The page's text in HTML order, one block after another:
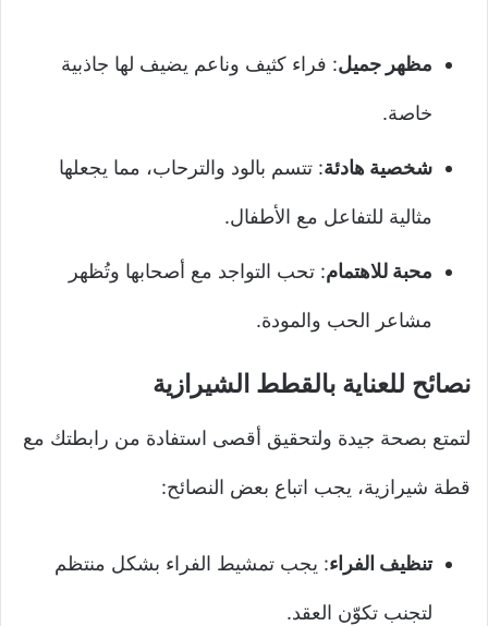
مظهر جميل: فراء كثيف وناعم يضيف لها جاذبية
خاصة.
شخصية هادئة: تتسم بالود والترحاب، مما يجعلها
مثالية للتفاعل مع الأطفال.
محبة للاهتمام: تحب التواجد مع أصحابها وتُظهر
مشاعر الحب والمودة.
نصائح للعناية بالقطط الشيرازية
لتمتع بصحة جيدة ولتحقيق أقصى استفادة من رابطتك مع
قطة شيرازية، يجب اتباع بعض النصائح:
تنظيف الفراء: يجب تمشيط الفراء بشكل منتظم
لتجنب تكوّن العقد.